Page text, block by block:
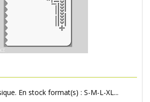
En stock format(s) : S-M-L-XL...